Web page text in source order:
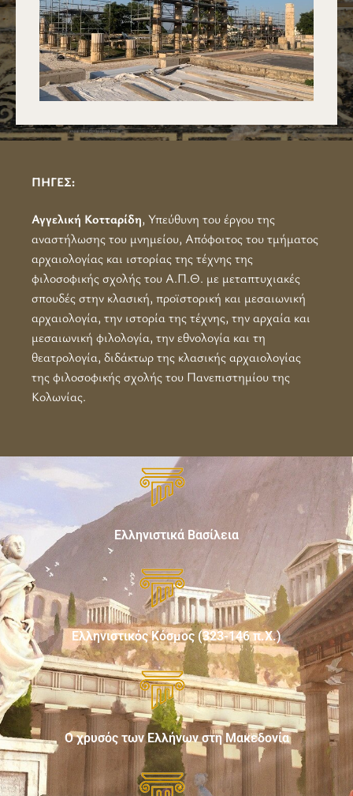
ΠΗΓΕΣ:
Αγγελική Κοτταρίδη, Υπεύθυνη του έργου της
αναστήλωσης του μνημείου, Απόφοιτος του τμήματος
αρχαιολογίας και ιστορίας της τέχνης της
φιλοσοφικής σχολής του Α.Π.Θ. με μεταπτυχιακές
σπουδές στην κλασική, προϊστορική και μεσαιωνική
αρχαιολογία, την ιστορία της τέχνης, την αρχαία και
μεσαιωνική φιλολογία, την εθνολογία και τη
θεατρολογία, διδάκτωρ της κλασικής αρχαιολογίας
της φιλοσοφικής σχολής του Πανεπιστημίου της
Κολωνίας.
Ελληνιστικά Βασίλεια
Ελληνιστικός Κόσμος (323-146 π.Χ.)
Ο χρυσός των Ελλήνων στη Μακεδονία